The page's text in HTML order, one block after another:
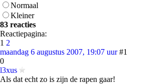
Normaal
Kleiner
83 reacties
Reactiepagina:
1 2
maandag 6 augustus 2007, 19:07 uur #1
0
l3xus
Als dat echt zo is zijn de rapen gaar!